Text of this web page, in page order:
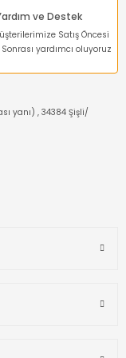
ve Destek
Satış Öncesi
Sonrası yardımcı oluyoruz
yanı) , 34384 Şişli/